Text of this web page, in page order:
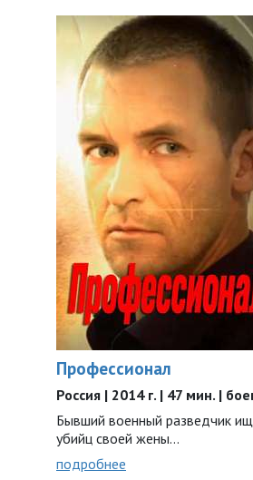
Профессионал
Россия | 2014 г. | 47 мин. |
Бывший военный разведчик
убийц своей жены…
подробнее